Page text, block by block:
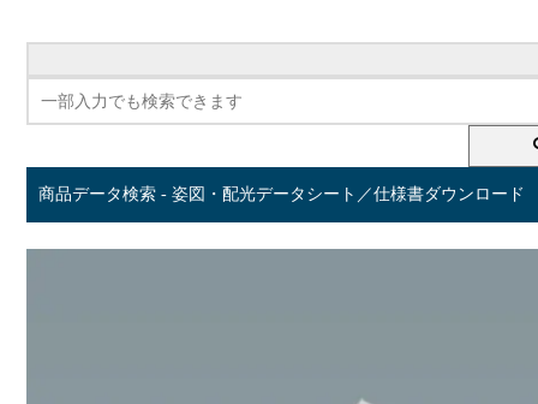
商品データ検索 - 姿図・配光データシート／仕様書ダウンロード